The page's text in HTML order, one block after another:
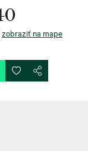
zobraziť na mape